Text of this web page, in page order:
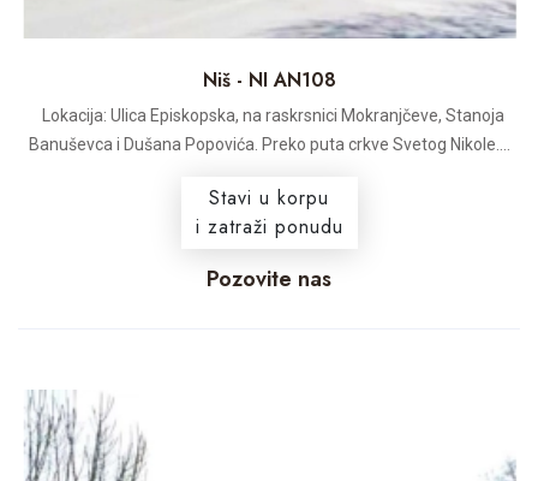
Niš - NI AN108
Lokacija: Ulica Episkopska, na raskrsnici Mokranjčeve, Stanoja
Banuševca i Dušana Popovića. Preko puta crkve Svetog Nikole....
Stavi u korpu
i zatraži ponudu
Pozovite nas